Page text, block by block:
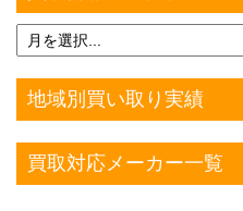
地域別買い取り実績
買取対応メーカー一覧